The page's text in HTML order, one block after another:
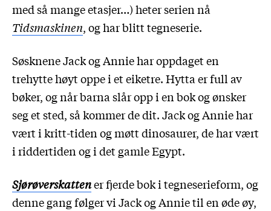
med så mange etasjer…) heter serien nå
Tidsmaskinen, og har blitt tegneserie.
Søsknene Jack og Annie har oppdaget en
trehytte høyt oppe i et eiketre. Hytta er full av
bøker, og når barna slår opp i en bok og ønsker
seg et sted, så kommer de dit. Jack og Annie har
vært i kritt-tiden og møtt dinosaurer, de har vært
i riddertiden og i det gamle Egypt.
Sjørøverskattener fjerde bok i tegneserieform, og
denne gang følger vi Jack og Annie til en øde øy,